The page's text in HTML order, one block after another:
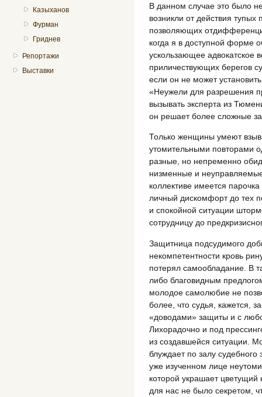
Казыханов
Фурман
Гриднев
Репортажи
Выставки
В данном случае это было
возникли от действия
позволяющих
когда я в доступной форме
ускользающее адвокатское
приличествующих берегов
если он не может
«Неужели для разрешения
вызывать эксперта из
он решает более сложные
Только женщины умеют
утомительными повторами
разные, но непременно
низменные и
коллективе имеется
личный дискомфорт до тех
и спокойной ситуации
сотрудницу до
Защитница подсудимого
некомпетентности кровь
потерял самообладание. В
либо благовидным
молодое самолюбие не
более, что судья, кажется,
«доводами» защиты и с
Лихорадочно и под
из создавшейся ситуации.
блуждает по залу
уже изученном лице
которой украшает
для нас не было секретом,